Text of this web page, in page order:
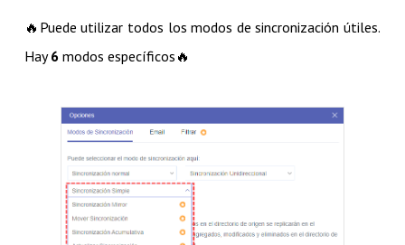
🔥​Puede utilizar todos los modos de sincronización útiles.
Hay6 modos específicos🔥​